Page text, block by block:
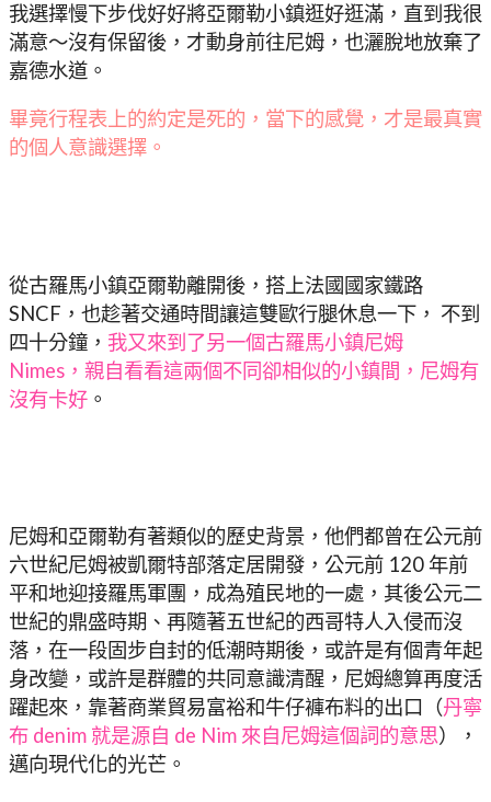
我選擇慢下步伐好好將亞爾勒小鎮逛好逛滿，直到我很
滿意～沒有保留後，才動身前往尼姆，也灑脫地放棄了
嘉德水道。
畢竟行程表上的約定是死的，當下的感覺，才是最真實
的個人意識選擇。
從古羅馬小鎮亞爾勒離開後，搭上法國國家鐵路
SNCF，也趁著交通時間讓這雙歐行腿休息一下， 不到
四十分鐘， 我又來到了另一個古羅馬小鎮尼姆
Nimes，親自看看這兩個不同卻相似的小鎮間，尼姆有
沒有卡好 。
尼姆和亞爾勒有著類似的歷史背景，他們都曾在公元前
六世紀尼姆被凱爾特部落定居開發，公元前 120 年前
平和地迎接羅馬軍團，成為殖民地的一處，其後公元二
世紀的鼎盛時期、再隨著五世紀的西哥特人入侵而沒
落，在一段固步自封的低潮時期後，或許是有個青年起
身改變，或許是群體的共同意識清醒，尼姆總算再度活
躍起來，靠著商業貿易富裕和牛仔褲布料的出口（丹寧
布 denim 就是源自 de Nim 來自尼姆這個詞的意思），
邁向現代化的光芒。